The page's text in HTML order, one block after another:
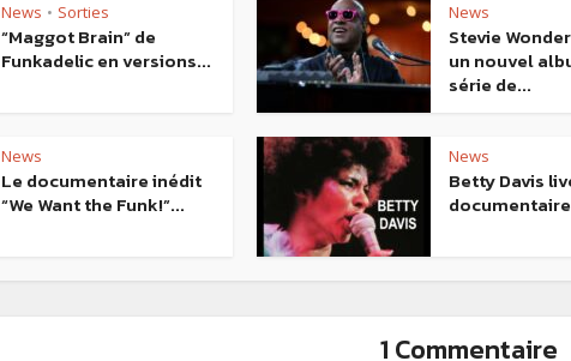
News • Sorties
“Maggot Brain” de
Funkadelic en versions...
News
Stevie
un nouvel
série de...
News
Le documentaire inédit
“We Want the Funk!”...
News
Betty Davis
1 Commentaire